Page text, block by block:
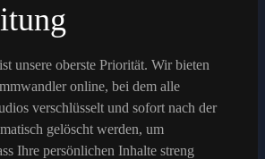
unsere oberste Priorität. Wir bieten
online, bei dem alle
verschlüsselt und sofort nach der
gelöscht werden, um
Ihre persönlichen Inhalte streng